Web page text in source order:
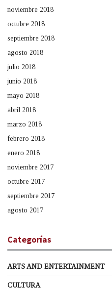
noviembre 2018
octubre 2018
septiembre 2018
agosto 2018
julio 2018
junio 2018
mayo 2018
abril 2018
marzo 2018
febrero 2018
enero 2018
noviembre 2017
octubre 2017
septiembre 2017
agosto 2017
Categorías
ARTS AND ENTERTAINMENT
CULTURA